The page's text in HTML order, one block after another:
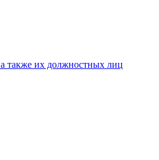
также их должностных лиц